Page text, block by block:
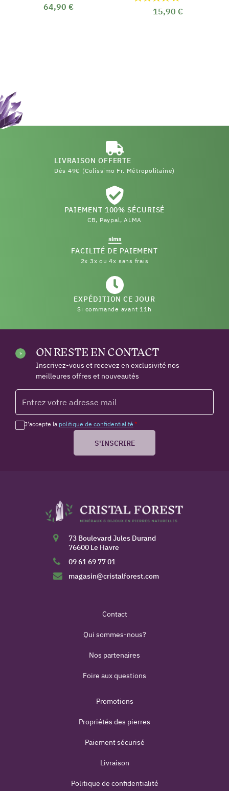
64,90 € 15,90 €
LIVRAISON OFFERTE
Dès 49€ (Colissimo Fr. Métropolitaine)
PAIEMENT 100% SÉCURISÉ
CB, Paypal, ALMA
FACILITÉ DE PAIEMENT
2x 3x ou 4x sans frais
EXPÉDITION CE JOUR
Si commande avant 11h
ON RESTE EN CONTACT
Inscrivez-vous et recevez en exclusivité nos
meilleures offres et nouveautés
J'accepte la politique de confidentialité *
S'INSCRIRE
73 Boulevard Jules Durand
76600 Le Havre
09 61 69 77 01
magasin@cristalforest.com
Contact
Qui sommes-nous?
Nos partenaires
Foire aux questions
Promotions
Propriétés des pierres
Paiement sécurisé
Livraison
Politique de confidentialité